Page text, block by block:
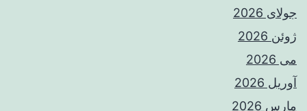
جولای 2026
ژوئن 2026
می 2026
آوریل 2026
مارس 2026